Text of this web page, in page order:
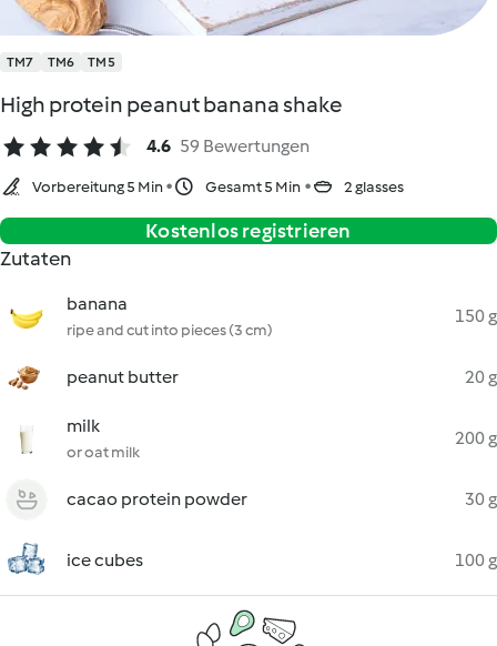
TM7 TM6 TM5
High protein peanut banana shake
4.6 59 Bewertungen
Vorbereitung 5 Min Gesamt 5 Min 2 glasses
Kostenlos registrieren
Zutaten
banana
ripe and cut into pieces (3 cm)
150 g
peanut butter 20 g
milk
or oat milk
200 g
cacao protein powder 30 g
ice cubes 100 g